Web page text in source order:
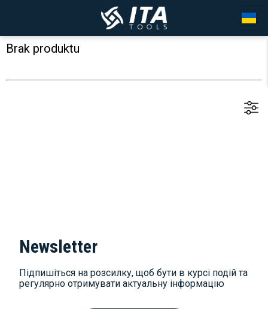
Brak produktu
Newsletter
Підпишіться на розсилку, щоб бути в курсі подій та
регулярно отримувати актуальну інформацію